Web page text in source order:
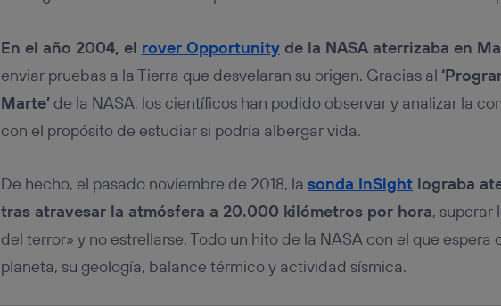
En el año 2004, el rover Opportunityde la NASA aterrizaba en
enviar pruebas a la Tierra que desvelaran su origen. Gracias al
Marte’de la NASA, los científicos han podido observar y analizar la
con el propósito de estudiar si podría albergar vida.
De hecho, el pasado noviembre de 2018, la sonda InSightlograba
tras atravesar la atmósfera a 20.000 kilómetros por hora, superar
del terror» y no estrellarse. Todo un hito de la NASA con el que espera
planeta, su geología, balance térmico y actividad sísmica.
Si utilizas unaconexión de banda ancha
realizará en función de las actividades de navegación de los
hayan dado su consentimiento.
únicamente en la navegación del usuario del móvil.
inferior de esta página web o visitando el
portal de privacidad de
Para más información, consulta la política de privacidad de Utiq .